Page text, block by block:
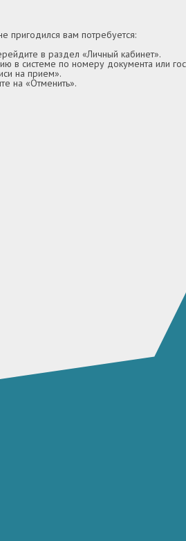
пригодился вам потребуется:
в раздел «Личный кабинет».
в системе по номеру документа или
на прием».
на «Отменить».